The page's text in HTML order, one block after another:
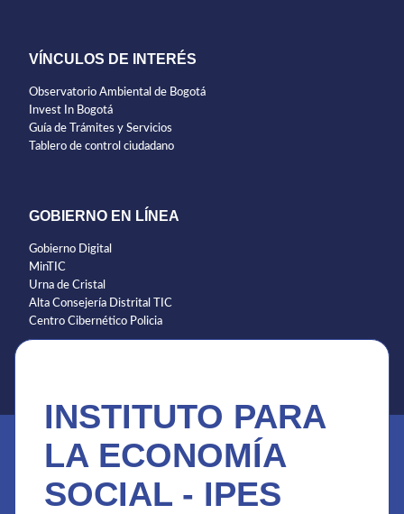
VÍNCULOS DE INTERÉS
Observatorio Ambiental de Bogotá
Invest In Bogotá
Guía de Trámites y Servicios
Tablero de control ciudadano
GOBIERNO EN LÍNEA
Gobierno Digital
MinTIC
Urna de Cristal
Alta Consejería Distrital TIC
Centro Cibernético Policia
INSTITUTO PARA
LA ECONOMÍA
SOCIAL - IPES